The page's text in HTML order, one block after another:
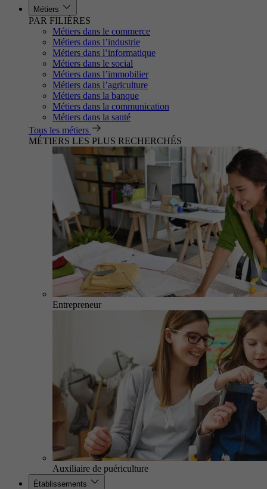
Métiers
PAR FILIÈRES
Métiers dans le commerce
Métiers dans l’industrie
Métiers dans l’informatique
Métiers dans le social
Métiers dans l’immobilier
Métiers dans l’agriculture
Métiers dans la banque
Métiers dans la communication
Métiers dans la santé
Tous les métiers
MÉTIERS LES PLUS RECHERCHÉS
Entrepreneur
Auxiliaire de puériculture
Établissements